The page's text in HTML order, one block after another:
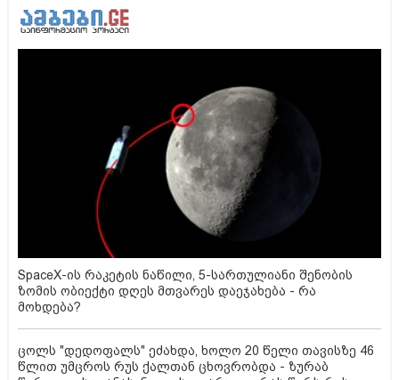
SpaceX-ის რაკეტის ნაწილი, 5-სართულიანი შენობის
ზომის ობიექტი დღეს მთვარეს დაეჯახება - რა
მოხდება?
ცოლს "დედოფალს" ეძახდა, ხოლო 20 წელი თავისზე 46
წლით უმცროს რუს ქალთან ცხოვრობდა - ზურაბ